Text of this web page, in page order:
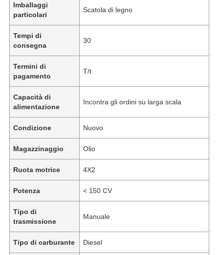
Imballaggi
particolari
Scatola di legno
Tempi di
consegna
30
Termini di
pagamento
T/t
Capacità di
alimentazione
Incontra gli ordini su larga scala
Condizione Nuovo
Magazzinaggio Olio
Ruota motrice 4X2
Potenza < 150 CV
Tipo di
trasmissione
Manuale
Tipo di carburante Diesel